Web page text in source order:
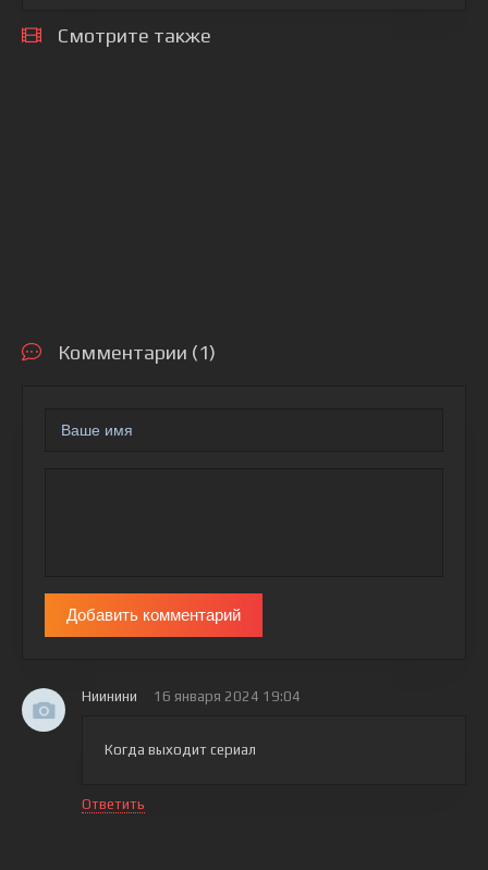
Смотрите также
Комментарии (1)
Добавить комментарий
Ниинини 16 января 2024 19:04
Когда выходит сериал
Ответить